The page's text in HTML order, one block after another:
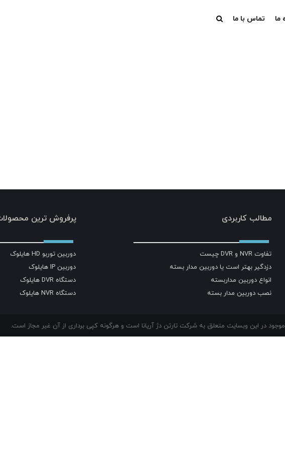
ما تماس با ما
مطالب کاربردی
تفاوت NVR و DVR چیست
دزدگیر بهتر است یا دوربین مدار بسته
انواع دوربین مداربسته
نصب دوربین مدار بسته
پرفروش ترین
دوربین توربو HD هایلوک
دوربین IP هایلوک
دستگاه DVR هایلوک
دستگاه NVR هایلوک
در این وبسایت متعلق به شرکت تارتن دژ آریانا است و هرگونه کپی برداری از آن غیر مجاز است.